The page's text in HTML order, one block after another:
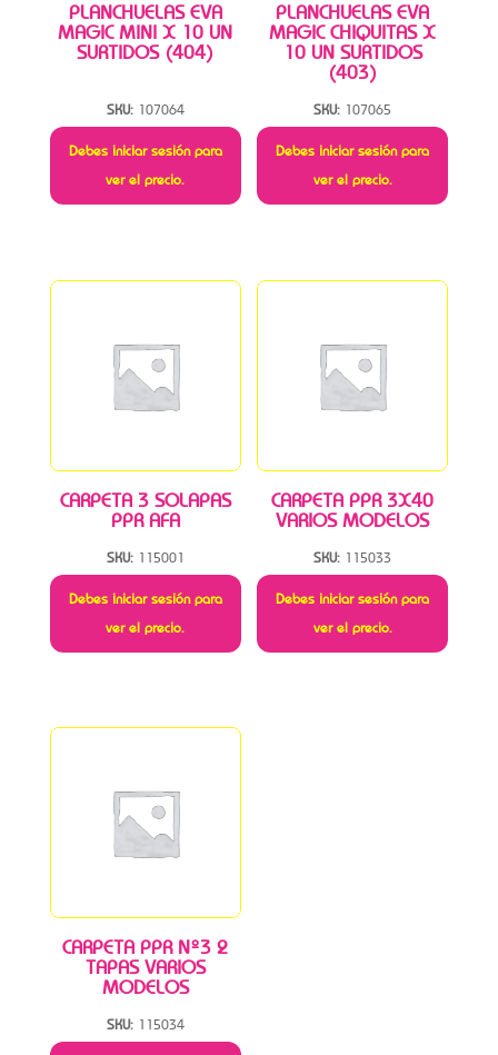
PLANCHUELAS EVA
MAGIC MINI X 10 UN
SURTIDOS (404)
SKU: 107064
Debes iniciar sesión para
ver el precio.
PLANCHUELAS EVA
MAGIC CHIQUITAS X
10 UN SURTIDOS
(403)
SKU: 107065
Debes iniciar sesión para
ver el precio.
CARPETA 3 SOLAPAS
PPR AFA
SKU: 115001
Debes iniciar sesión para
ver el precio.
CARPETA PPR 3X40
VARIOS MODELOS
SKU: 115033
Debes iniciar sesión para
ver el precio.
CARPETA PPR Nº3 2
TAPAS VARIOS
MODELOS
SKU: 115034